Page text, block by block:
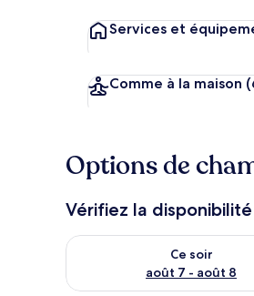
Services et
Comme à la maison
Options de
Vérifiez la
Ce soir
août 7 - août 8
Vérifier la disponibilité pour